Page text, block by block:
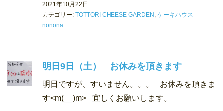
2021年10月22日
カテゴリー: TOTTORI CHEESE GARDEN ケーキハウス
nonona
明日9日（土） お休みを頂きます
明日ですが、すいません。。。 お休みを頂きま
す<m(__)m> 宜しくお願いします。